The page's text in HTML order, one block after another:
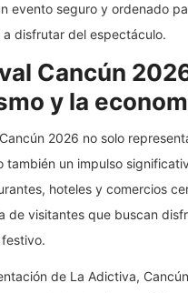
evento seguro y ordenado
disfrutar del espectáculo.
Cancún
y la
2026 no solo
también un impulso
hoteles y comercios
de visitantes que buscan
de La Adictiva,